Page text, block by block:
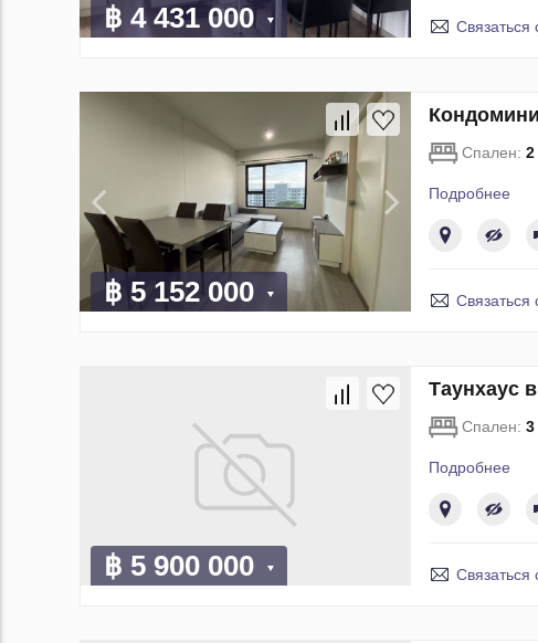
฿ 4 431 000 Связаться
฿ 5 152 000
Спален: 2
Подробнее
Связаться
฿ 5 900 000
Таунхаус
Спален: 3
Подробнее
Связаться